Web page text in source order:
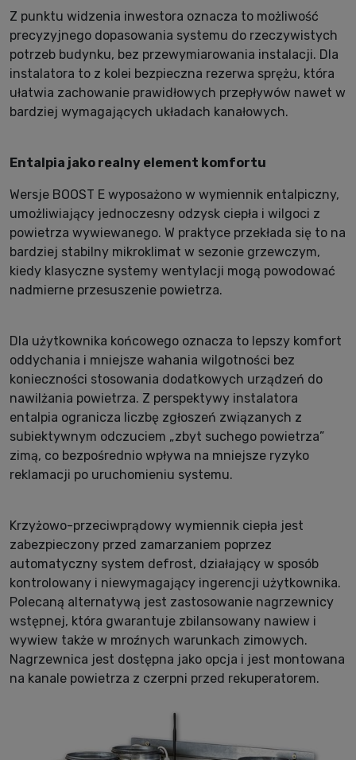
Z punktu widzenia inwestora oznacza to możliwość
precyzyjnego dopasowania systemu do rzeczywistych
potrzeb budynku, bez przewymiarowania instalacji. Dla
instalatora to z kolei bezpieczna rezerwa sprężu, która
ułatwia zachowanie prawidłowych przepływów nawet w
bardziej wymagających układach kanałowych.
Entalpia jako realny element komfortu
Wersje BOOST E wyposażono w wymiennik entalpiczny,
umożliwiający jednoczesny odzysk ciepła i wilgoci z
powietrza wywiewanego. W praktyce przekłada się to na
bardziej stabilny mikroklimat w sezonie grzewczym,
kiedy klasyczne systemy wentylacji mogą powodować
nadmierne przesuszenie powietrza.
Dla użytkownika końcowego oznacza to lepszy komfort
oddychania i mniejsze wahania wilgotności bez
konieczności stosowania dodatkowych urządzeń do
nawilżania powietrza. Z perspektywy instalatora
entalpia ogranicza liczbę zgłoszeń związanych z
subiektywnym odczuciem „zbyt suchego powietrza”
zimą, co bezpośrednio wpływa na mniejsze ryzyko
reklamacji po uruchomieniu systemu.
Krzyżowo-przeciwprądowy wymiennik ciepła jest
zabezpieczony przed zamarzaniem poprzez
automatyczny system defrost, działający w sposób
kontrolowany i niewymagający ingerencji użytkownika.
Polecaną alternatywą jest zastosowanie nagrzewnicy
wstępnej, która gwarantuje zbilansowany nawiew i
wywiew także w mroźnych warunkach zimowych.
Nagrzewnica jest dostępna jako opcja i jest montowana
na kanale powietrza z czerpni przed rekuperatorem.